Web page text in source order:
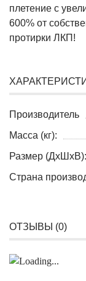
плетение с
600% от
протирки ЛКП!
Производитель
Масса (кг):
Размер (ДхШхВ):
Страна
ОТЗЫВЫ (0)